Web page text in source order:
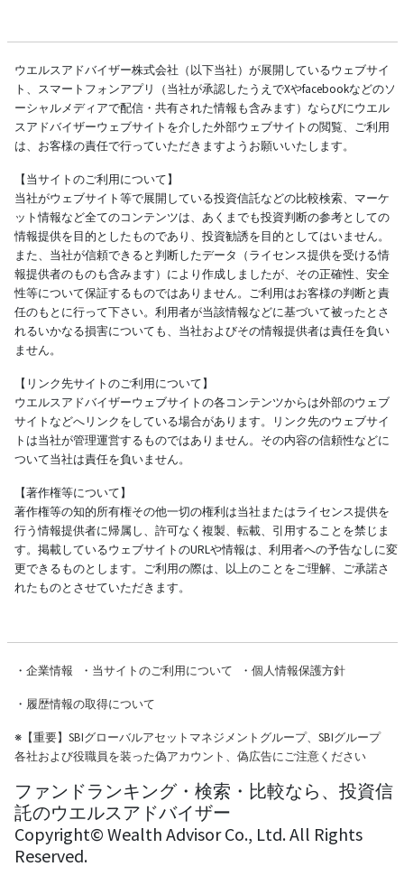
ウエルスアドバイザー株式会社（以下当社）が展開しているウェブサイ
ト、スマートフォンアプリ（当社が承認したうえでXやfacebookなどのソ
ーシャルメディアで配信・共有された情報も含みます）ならびにウエル
スアドバイザーウェブサイトを介した外部ウェブサイトの閲覧、ご利用
は、お客様の責任で行っていただきますようお願いいたします。
【当サイトのご利用について】
当社がウェブサイト等で展開している投資信託などの比較検索、マーケ
ット情報など全てのコンテンツは、あくまでも投資判断の参考としての
情報提供を目的としたものであり、投資勧誘を目的としてはいません。
また、当社が信頼できると判断したデータ（ライセンス提供を受ける情
報提供者のものも含みます）により作成しましたが、その正確性、安全
性等について保証するものではありません。ご利用はお客様の判断と責
任のもとに行って下さい。利用者が当該情報などに基づいて被ったとさ
れるいかなる損害についても、当社およびその情報提供者は責任を負い
ません。
【リンク先サイトのご利用について】
ウエルスアドバイザーウェブサイトの各コンテンツからは外部のウェブ
サイトなどへリンクをしている場合があります。リンク先のウェブサイ
トは当社が管理運営するものではありません。その内容の信頼性などに
ついて当社は責任を負いません。
【著作権等について】
著作権等の知的所有権その他一切の権利は当社またはライセンス提供を
行う情報提供者に帰属し、許可なく複製、転載、引用することを禁じま
す。掲載しているウェブサイトのURLや情報は、利用者への予告なしに変
更できるものとします。ご利用の際は、以上のことをご理解、ご承諾さ
れたものとさせていただきます。
・ 企業情報 ・ 当サイトのご利用について ・ 個人情報保護方針
・ 履歴情報の取得について
※【重要】SBIグローバルアセットマネジメントグループ、SBIグループ
各社および役職員を装った偽アカウント、偽広告にご注意ください
ファンドランキング・検索・比較なら、投資信
託のウエルスアドバイザー
Copyright© Wealth Advisor Co., Ltd. All Rights
Reserved.